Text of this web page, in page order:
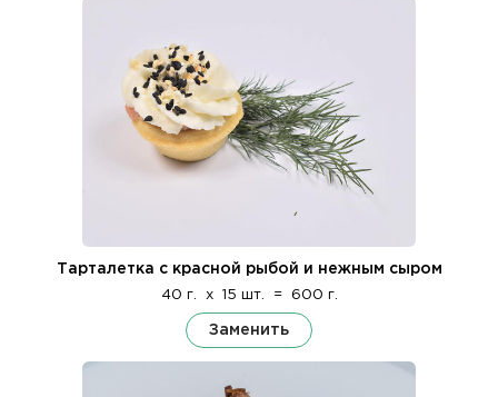
Тарталетка с красной рыбой и нежным сыром
40 г. x 15 шт. = 600 г.
Заменить